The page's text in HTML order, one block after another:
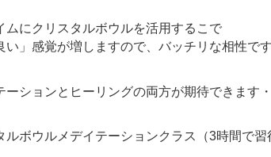
ムにクリスタルボウルを活用するこで
い」感覚が増しますので、バッチリな相性で
ーションとヒーリングの両方が期待できます・
ルボウルメデイテーションクラス（3時間で習